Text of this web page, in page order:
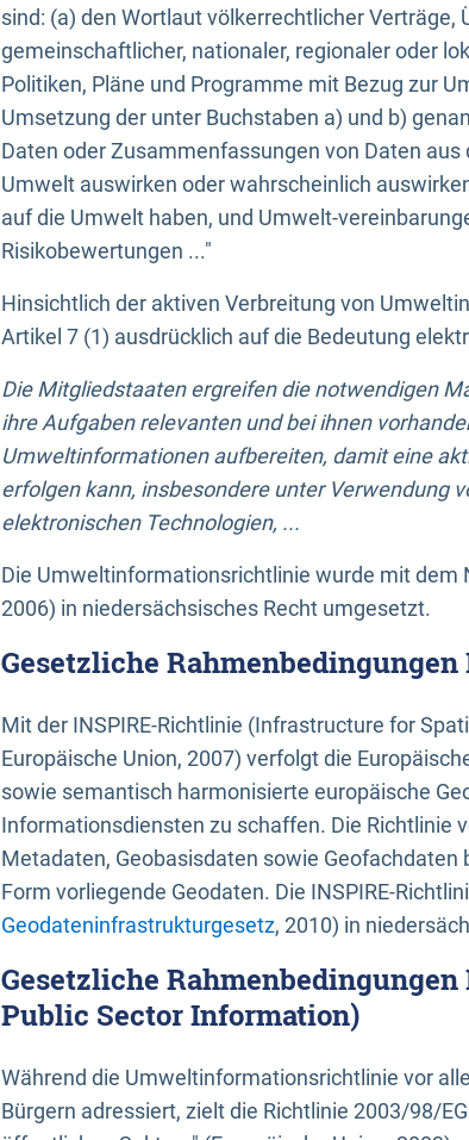
sind: (a) den Wortlaut völkerrechtlicher
gemeinschaftlicher, nationaler, regionaler oder
Politiken, Pläne und Programme mit Bezug zur
Umsetzung der unter Buchstaben a) und b)
Daten oder Zusammenfassungen von Daten
Umwelt auswirken oder wahrscheinlich
auf die Umwelt haben, und Umwelt-
Risikobewertungen ..."
Hinsichtlich der aktiven Verbreitung von
Artikel 7 (1) ausdrücklich auf die Bedeutung
Die Mitgliedstaaten ergreifen die notwendigen
ihre Aufgaben relevanten und bei ihnen
Umweltinformationen aufbereiten, damit eine
erfolgen kann, insbesondere unter Verwendung
elektronischen Technologien, ...
Die Umweltinformationsrichtlinie wurde mit dem
2006) in niedersächsisches Recht umgesetzt.
Gesetzliche
Mit der INSPIRE-Richtlinie (Infrastructure for
Europäische Union, 2007) verfolgt die
sowie semantisch harmonisierte europäische
Informationsdiensten zu schaffen. Die
Metadaten, Geobasisdaten sowie
Form vorliegende Geodaten. Die INSPIRE-
Geodateninfrastrukturgesetz, 2010) in
Gesetzliche
Public Sector Information)
Während die Umweltinformationsrichtlinie vor
Bürgern adressiert, zielt die Richtlinie 2003/98/